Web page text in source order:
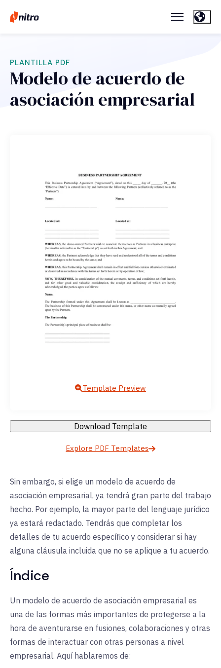
PLANTILLA PDF
Modelo de acuerdo de
asociación empresarial
Template Preview
Download Template
Explore PDF Templates
Sin embargo, si elige un modelo de acuerdo de
asociación empresarial, ya tendrá gran parte del trabajo
hecho. Por ejemplo, la mayor parte del lenguaje jurídico
ya estará redactado. Tendrás que completar los
detalles de tu acuerdo específico y considerar si hay
alguna cláusula incluida que no se aplique a tu acuerdo.
Índice
Un modelo de acuerdo de asociación empresarial es
una de las formas más importantes de protegerse a la
hora de aventurarse en fusiones, colaboraciones y otras
formas de interactuar con otras personas a nivel
empresarial. Aquí hablaremos de: